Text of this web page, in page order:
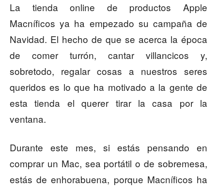
La tienda online de productos Apple
Macníficos ya ha empezado su campaña de
Navidad. El hecho de que se acerca la época
de comer turrón, cantar villancicos y,
sobretodo, regalar cosas a nuestros seres
queridos es lo que ha motivado a la gente de
esta tienda el querer tirar la casa por la
ventana.
Durante este mes, si estás pensando en
comprar un Mac, sea portátil o de sobremesa,
estás de enhorabuena, porque Macníficos ha